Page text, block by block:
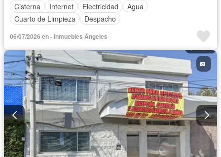
Cisterna
Internet Electricidad
Agua
Cuarto de Limpieza
Despacho
06/07/2026 en - Inmuebles Ángeles